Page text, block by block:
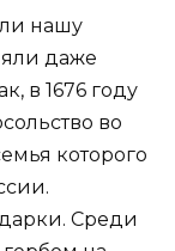
нашу
даже
в 1676 году
во
которого
Среди